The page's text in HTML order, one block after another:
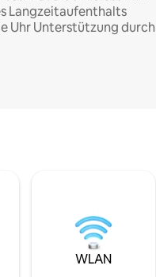
Langzeitaufenthalts
Uhr Unterstützung durch
WLAN